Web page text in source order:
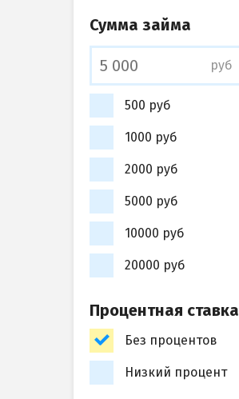
Сумма займа
руб
500 руб
1000 руб
2000 руб
5000 руб
10000 руб
20000 руб
Процентная ставка
Без процентов
Низкий процент